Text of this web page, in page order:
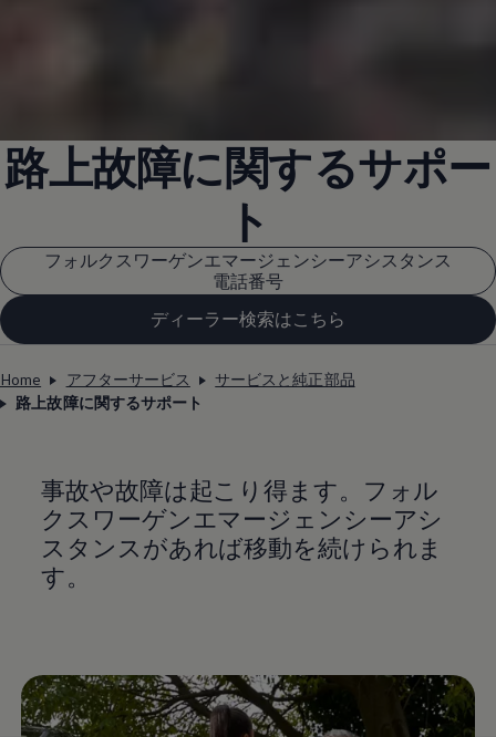
路上故障に関するサポー
ト
フォルクスワーゲンエマージェンシーアシスタンス
電話番号
ディーラー検索はこちら
Home アフターサービス
サービスと純正部品
路上故障に関するサポート
事故や故障は起こり得ます。フォル
クスワーゲンエマージェンシーアシ
スタンスがあれば移動を続けられま
す。